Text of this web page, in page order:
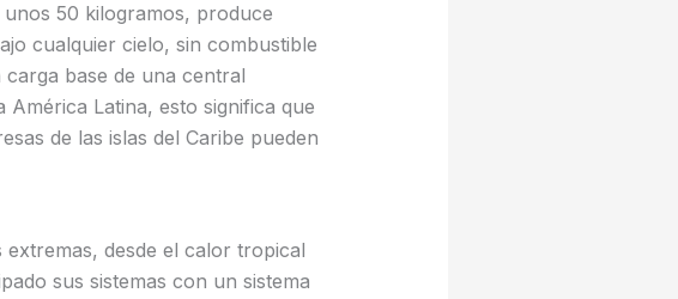
unos 50 kilogramos, produce
cualquier cielo, sin combustible
carga base de una central
Latina, esto significa que
de las islas del Caribe pueden
desde el calor tropical
sus sistemas con un sistema